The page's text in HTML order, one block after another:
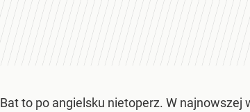
Bat to po angielsku nietoperz. W